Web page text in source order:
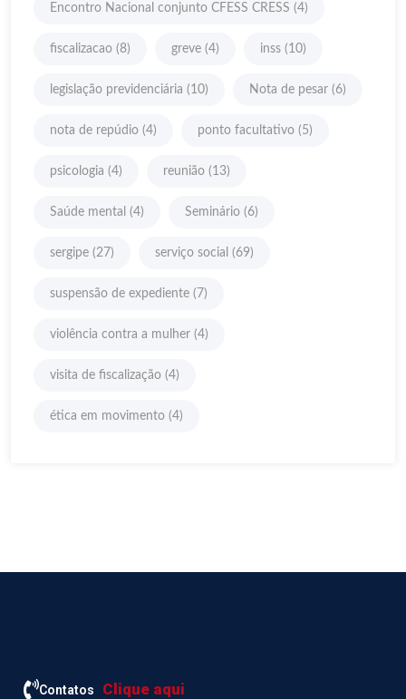
Encontro Nacional conjunto CFESS CRESS (4)
fiscalizacao (8) greve (4) inss (10)
legislação previdenciária (10) Nota de pesar (6)
nota de repúdio (4) ponto facultativo (5)
psicologia (4) reunião (13)
Saúde mental (4) Seminário (6)
sergipe (27) serviço social (69)
suspensão de expediente (7)
violência contra a mulher (4)
visita de fiscalização (4)
ética em movimento (4)
Contatos Clique aqui